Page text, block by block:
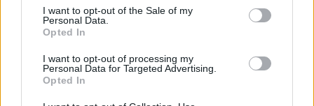
consent section.
I want to opt-out of the Sale of my
Personal Data.
Opted In
I want to opt-out of processing my
Personal Data for Targeted Advertising.
Opted In
ΗΛΙΑΣ ΠΑΠΑΪΩΑΝΝΟΥ
08/03/2026